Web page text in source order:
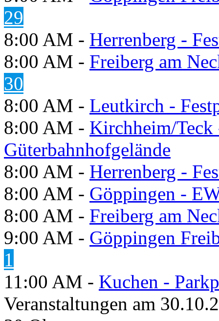
29
8:00 AM - Herrenberg -
8:00 AM - Freiberg am
30
8:00 AM - Leutkirch -
8:00 AM - Kirchheim/Teck
Güterbahnhofgelände
8:00 AM - Herrenberg -
8:00 AM - Göppingen -
8:00 AM - Freiberg am
9:00 AM - Göppingen
1
11:00 AM - Kuchen -
Veranstaltungen am